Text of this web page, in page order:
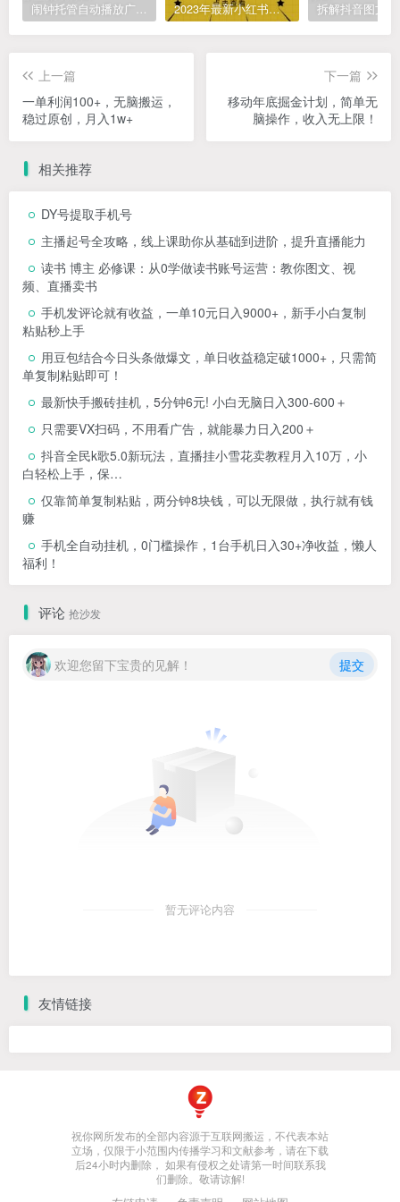
闹钟托管自动播放广告，单机5-10，无需人工操作 2023年最新小红书成人电商项目，简单易操作【详细教程】
上一篇
一单利润100+，无脑搬运，
稳过原创，月入1w+
下一篇
移动年底掘金计划，简单无
脑操作，收入无上限！
相关推荐
DY号提取手机号
主播起号全攻略，线上课助你从基础到进阶，提升直播能力
读书 博主 必修课：从0学做读书账号运营：教你图文、视
频、直播卖书
手机发评论就有收益，一单10元日入9000+，新手小白复制
粘贴秒上手
用豆包结合今日头条做爆文，单日收益稳定破1000+，只需简
单复制粘贴即可！
最新快手搬砖挂机，5分钟6元! 小白无脑日入300-600＋
只需要VX扫码，不用看广告，就能暴力日入200＋
抖音全民k歌5.0新玩法，直播挂小雪花卖教程月入10万，小
白轻松上手，保…
仅靠简单复制粘贴，两分钟8块钱，可以无限做，执行就有钱
赚
手机全自动挂机，0门槛操作，1台手机日入30+净收益，懒人
福利！
评论 抢沙发
欢迎您留下宝贵的见解！ 提交
暂无评论内容
友情链接
祝你网所发布的全部内容源于互联网搬运，不代表本站
立场，仅限于小范围内传播学习和文献参考，请在下载
后24小时内删除， 如果有侵权之处请第一时间联系我
们删除。敬请谅解!